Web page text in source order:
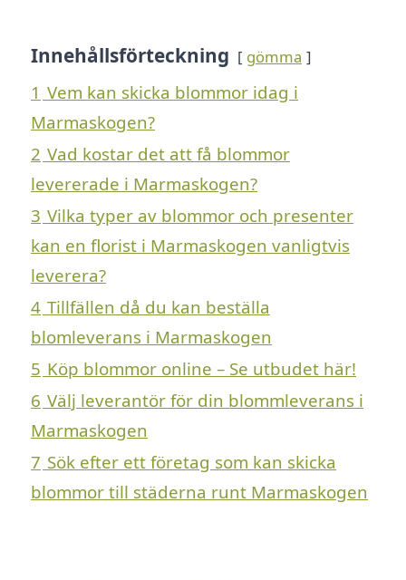
Innehållsförteckning gömma
1 Vem kan skicka blommor idag i
Marmaskogen?
2 Vad kostar det att få blommor
levererade i Marmaskogen?
3 Vilka typer av blommor och presenter
kan en florist i Marmaskogen vanligtvis
leverera?
4 Tillfällen då du kan beställa
blomleverans i Marmaskogen
5 Köp blommor online – Se utbudet här!
6 Välj leverantör för din blommleverans i
Marmaskogen
7 Sök efter ett företag som kan skicka
blommor till städerna runt Marmaskogen